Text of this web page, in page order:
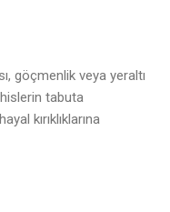
göçmenlik veya yeraltı
tabuta
kırıklıklarına